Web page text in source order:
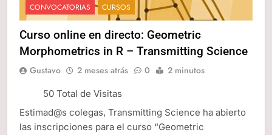
CONVOCATORIAS CURSOS
Curso online en directo: Geometric
Morphometrics in R – Transmitting Science
Gustavo 2 meses atrás 0 2 minutos
50 Total de Visitas
Estimad@s colegas, Transmitting Science ha abierto
las inscripciones para el curso “Geometric